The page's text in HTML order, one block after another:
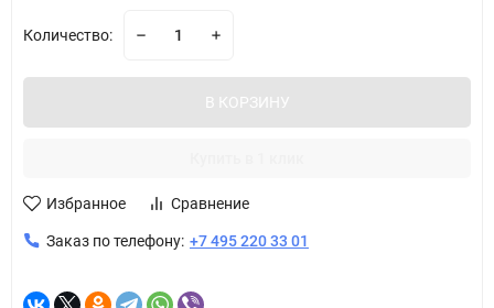
Количество:
В КОРЗИНУ
Избранное Сравнение
Заказ по телефону: +7 495 220 33 01